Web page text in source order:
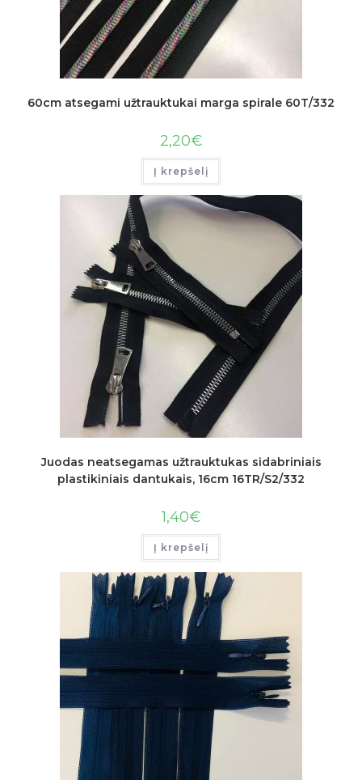
60cm atsegami užtrauktukai marga spirale 60T/332
2,20€
Į krepšelį
Juodas neatsegamas užtrauktukas sidabriniais
plastikiniais dantukais, 16cm 16TR/S2/332
1,40€
Į krepšelį